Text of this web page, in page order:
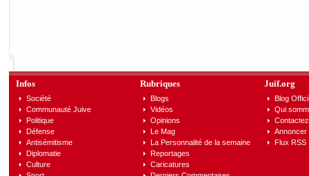
Infos
Société
Communauté Juive
Politique
Défense
Antisémitisme
Diplomatie
Culture
Rubriques
Blogs
Vidéos
Opinions
Le Mag
La Personnalité de la semaine
Reportages
Caricatures
Juif.org
Blog
Qui
Annoncer
Flux RSS